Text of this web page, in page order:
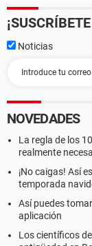
Noticias
NOVEDADES
La regla de los
realmente
¡No caigas! Así
temporada
Así puedes
aplicación
Los científicos